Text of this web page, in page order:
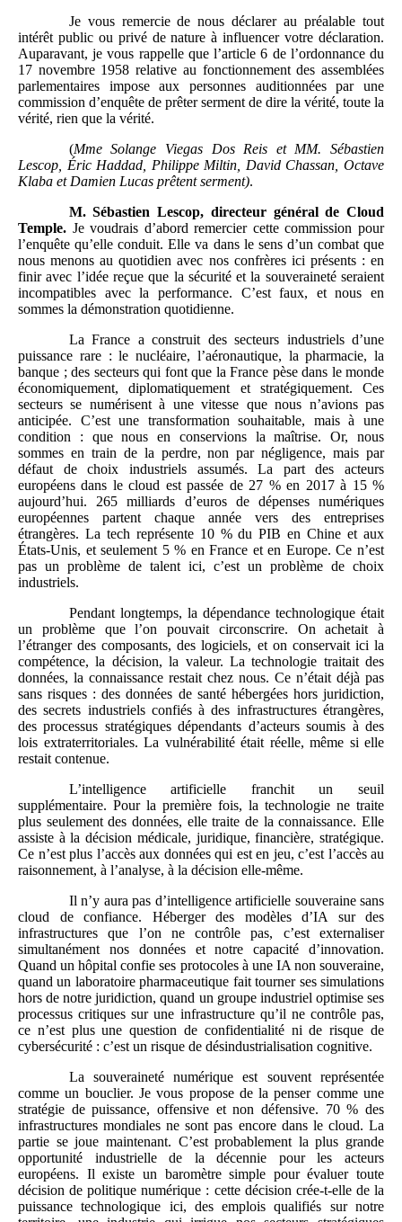
Je vous remercie de nous déclarer au préalable tout
intérêt public ou privé de nature à influencer votre déclaration.
Auparavant, je vous rappelle que l’article 6 de l’ordonnance du
17 novembre 1958 relative au fonctionnement des assemblées
parlementaires impose aux personnes auditionnées par une
commission d’enquête de prêter serment de dire la vérité, toute la
vérité, rien que la vérité.
(Mme Solange Viegas Dos Reis et MM.
Sébastien
Lescop, Éric Haddad, Philippe Miltin, David Chassan, Octave
Klaba et Damien Lucas prêtent serment).
M. Sébastien Lescop, directeur général de Cloud
Temple. Je voudrais d’abord remercier cette commission pour
l’enquête qu’elle conduit. Elle va dans le sens d’un combat que
nous menons au quotidien avec nos confrères ici présents : en
finir avec l’idée reçue que la sécurité et la souveraineté seraient
incompatibles avec la performance. C’est faux, et nous en
sommes la démonstration quotidienne.
La France a construit des secteurs industriels d’une
puissance rare : le nucléaire, l’aéronautique, la pharmacie, la
banque ; des secteurs qui font que la France pèse dans le monde
économiquement, diplomatiquement et stratégiquement. Ces
secteurs se numérisent à une vitesse que nous n’avions pas
anticipée. C’est une transformation souhaitable, mais à une
condition : que nous en conservions la maîtrise. Or, nous
sommes en train de la perdre, non par négligence, mais par
défaut de choix industriels assumés. La part des acteurs
européens dans le cloud est passée de 27 % en 2017 à 15 %
aujourd’hui. 265 milliards d’euros de dépenses numériques
européennes partent chaque année vers des entreprises
étrangères. La tech représente 10 % du PIB en Chine et aux
États-Unis, et seulement 5 % en France et en Europe. Ce n’est
pas un problème de talent ici, c’est un problème de choix
industriels.
Pendant longtemps, la dépendance technologique était
un problème que l’on pouvait circonscrire. On achetait à
l’étranger des composants, des logiciels, et on conservait ici la
compétence, la décision, la valeur. La technologie traitait des
données, la connaissance restait chez nous. Ce n’était déjà pas
sans risques : des données de santé hébergées hors juridiction,
des secrets industriels confiés à des infrastructures étrangères,
des processus stratégiques dépendants d’acteurs soumis à des
lois extraterritoriales. La vulnérabilité était réelle, même si elle
restait contenue.
L’intelligence artificielle franchit un seuil
supplémentaire. Pour la première fois, la technologie ne traite
plus seulement des données, elle traite de la connaissance. Elle
assiste à la décision médicale, juridique, financière, stratégique.
Ce n’est plus l’accès aux données qui est en jeu, c’est l’accès au
raisonnement, à l’analyse, à la décision elle-même.
Il n’y aura pas d’intelligence artificielle souveraine sans
cloud de confiance. Héberger des modèles d’IA sur des
infrastructures que l’on ne contrôle pas, c’est externaliser
simultanément nos données et notre capacité d’innovation.
Quand un hôpital confie ses protocoles à une IA non souveraine,
quand un laboratoire pharmaceutique fait tourner ses simulations
hors de notre juridiction, quand un groupe industriel optimise ses
processus critiques sur une infrastructure qu’il ne contrôle pas,
ce n’est plus une question de confidentialité ni de risque de
cybersécurité : c’est un risque de désindustrialisation cognitive.
La souveraineté numérique est souvent représentée
comme un bouclier. Je vous propose de la penser comme une
stratégie de puissance, offensive et non défensive. 70 % des
infrastructures mondiales ne sont pas encore dans le cloud. La
partie se joue maintenant. C’est probablement la plus grande
opportunité industrielle de la décennie pour les acteurs
européens. Il existe un baromètre simple pour évaluer toute
décision de politique numérique : cette décision crée-t-elle de la
puissance technologique ici, des emplois qualifiés sur notre